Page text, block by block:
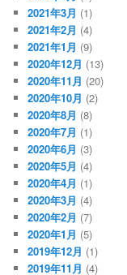
2021年3月 (1)
2021年2月 (4)
2021年1月 (9)
2020年12月 (13)
2020年11月 (20)
2020年10月 (2)
2020年8月 (8)
2020年7月 (1)
2020年6月 (3)
2020年5月 (4)
2020年4月 (1)
2020年3月 (4)
2020年2月 (7)
2020年1月 (5)
2019年12月 (1)
2019年11月 (4)